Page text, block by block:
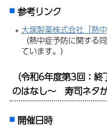
参考リンク
大塚製薬株式会社「熱
（熱中症予防に関する
ています。）
（令和6年度第3回：
のはなし～ 寿司ネタ
開催日時